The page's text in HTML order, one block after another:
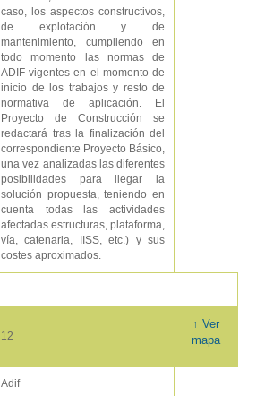
caso, los aspectos constructivos,
de explotación y de
mantenimiento, cumpliendo en
todo momento las normas de
ADIF vigentes en el momento de
inicio de los trabajos y resto de
normativa de aplicación. El
Proyecto de Construcción se
redactará tras la finalización del
correspondiente Proyecto Básico,
una vez analizadas las diferentes
posibilidades para llegar la
solución propuesta, teniendo en
cuenta todas las actividades
afectadas estructuras, plataforma,
vía, catenaria, IISS, etc.) y sus
costes aproximados.
12
↑ Ver
mapa
Adif